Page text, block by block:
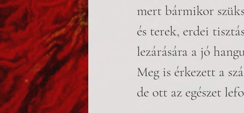
mert bármikor
és terek, erdei
lezárására a jó
Meg is érkezett a
de ott az egészet